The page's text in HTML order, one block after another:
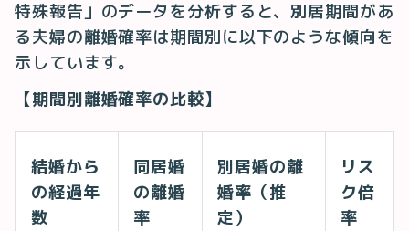
特殊報告」のデータを分析すると、別居期間があ
る夫婦の離婚確率は期間別に以下のような傾向を
示しています。
【期間別離婚確率の比較】
結婚から
の経過年
数
同居婚
の離婚
率
別居婚の離
婚率（推
定）
リス
ク倍
率